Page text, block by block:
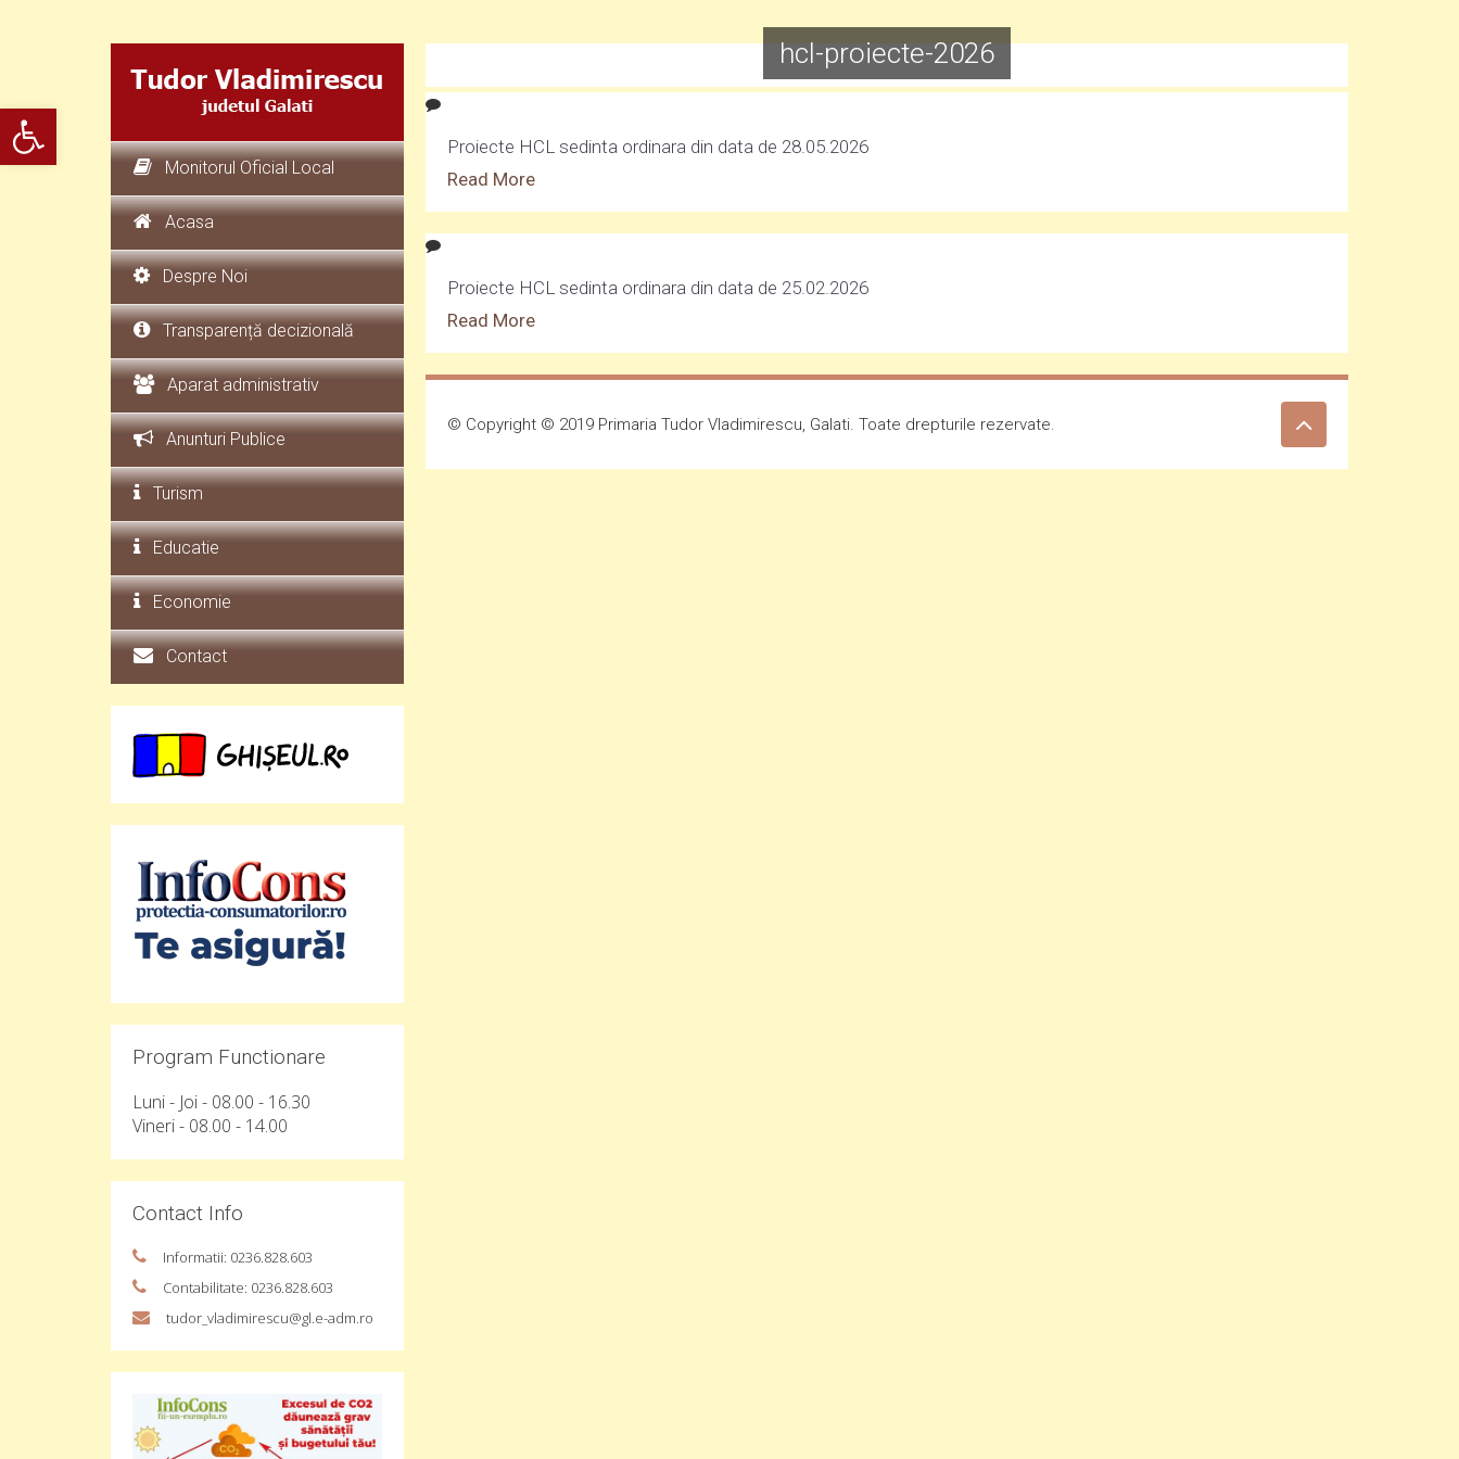
Deschide bara de unelte
Monitorul Oficial Local
Acasa
Despre Noi
Transparență decizională
Aparat administrativ
Anunturi Publice
Turism
Educatie
Economie
Contact
Program Functionare
Luni - Joi - 08.00 - 16.30
Vineri - 08.00 - 14.00
Contact Info
Informatii: 0236.828.603
Contabilitate: 0236.828.603
tudor_vladimirescu@gl.e-adm.ro
hcl-proiecte-2026
Proiecte HCL sedinta ordinara din data de 28.05.2026
Read More
Proiecte HCL sedinta ordinara din data de 25.02.2026
Read More
© Copyright © 2019 Primaria Tudor Vladimirescu, Galati. Toate drepturile rezervate.